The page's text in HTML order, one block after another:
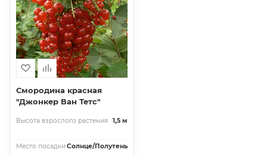
Смородина красная
"Джонкер Ван Тетс"
Высота взрослого растения 1,5 м
Место посадки Солнце/Полутень